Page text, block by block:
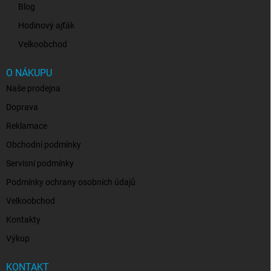
Blog
Hodinový ajťák
Velkoobchod
O NÁKUPU
Naše prodejna
Doprava
Reklamace
Obchodní podmínky
Servisní podmínky
Podmínky ochrany osobních údajů
Velkoobchod
Kontakty
Výkup
KONTAKT